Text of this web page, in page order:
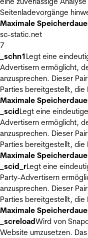
Seitenladevorgänge
Maximale
sc-static.net
7
_schn1Legt eine
Advertisern ermöglicht,
anzusprechen. Dieser
Parties bereitgestellt,
Maximale
_scidLegt eine
Advertisern ermöglicht,
anzusprechen. Dieser
Parties bereitgestellt,
Maximale
_scid_rLegt eine
Party-Advertisern
anzusprechen. Dieser
Parties bereitgestellt,
Maximale
_screloadWird von
Website umzusetzen.